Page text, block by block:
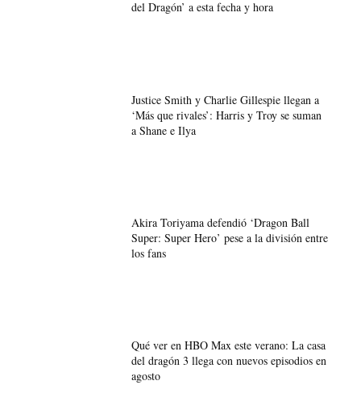
del Dragón’ a esta fecha y hora
Justice Smith y Charlie Gillespie llegan a
‘Más que rivales’: Harris y Troy se suman
a Shane e Ilya
Akira Toriyama defendió ‘Dragon Ball
Super: Super Hero’ pese a la división entre
los fans
Qué ver en HBO Max este verano: La casa
del dragón 3 llega con nuevos episodios en
agosto